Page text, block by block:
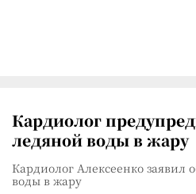
Кардиолог
ледяной воды в жару
Кардиолог Алексеенко заявил
воды в жару